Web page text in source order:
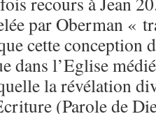
par Oberman «
cette conception
dans l’Eglise
la révélation
(Parole de